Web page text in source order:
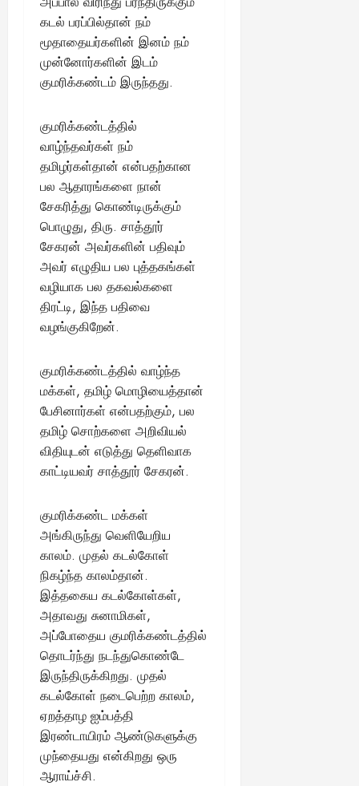
கடல் பரப்பில்தான் நம்
மூதாதையர்களின் இனம் நம்
முன்னோர்களின் இடம்
குமரிக்கண்டம் இருந்தது.
குமரிக்கண்டத்தில்
வாழ்ந்தவர்கள் நம்
தமிழர்கள்தான் என்பதற்கான
பல ஆதாரங்களை நான்
சேகரித்து கொண்டிருக்கும்
பொழுது, திரு. சாத்தூர்
சேகரன் அவர்களின் பதிவும்
அவர் எழுதிய பல புத்தகங்கள்
வழியாக பல தகவல்களை
திரட்டி, இந்த பதிவை
வழங்குகிறேன்.
குமரிக்கண்டத்தில் வாழ்ந்த
மக்கள், தமிழ் மொழியைத்தான்
பேசினார்கள் என்பதற்கும், பல
தமிழ் சொற்களை அறிவியல்
விதியுடன் எடுத்து தெளிவாக
காட்டியவர் சாத்தூர் சேகரன்.
குமரிக்கண்ட மக்கள்
அங்கிருந்து வெளியேறிய
காலம். முதல் கடல்கோள்
நிகழ்ந்த காலம்தான்.
இத்தகைய கடல்கோள்கள்,
அதாவது சுனாமிகள்,
அப்போதைய குமரிக்கண்டத்தில்
தொடர்ந்து நடந்துகொண்டே
இருந்திருக்கிறது. முதல்
கடல்கோள் நடைபெற்ற காலம்,
ஏறத்தாழ ஐம்பத்தி
இரண்டாயிரம் ஆண்டுகளுக்கு
முந்தையது என்கிறது ஒரு
ஆராய்ச்சி.